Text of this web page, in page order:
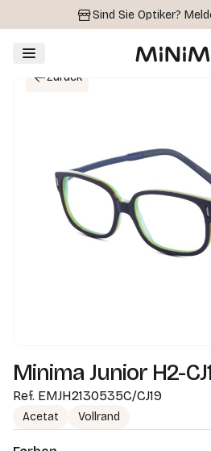
Sind Sie Optiker?
Zurück
Minima Junior H2-
Ref. EMJH2130535C/CJ19
Acetat Vollrand